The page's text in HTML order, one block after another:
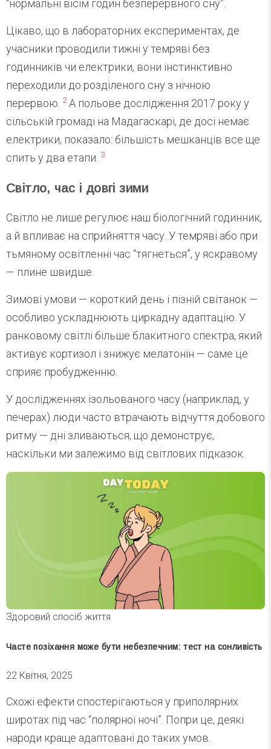
“нормальні вісім годин безперервного сну”.
Цікаво, що в лабораторних експериментах, де
учасники проводили тижні у темряві без
годинників чи електрики, вони інстинктивно
переходили до розділеного сну з нічною
перервою. 2А польове дослідження 2017 року у
сільській громаді на Мадагаскарі, де досі немає
електрики, показало: більшість мешканців все ще
спить у два етапи. 3
Світло, час і довгі зими
Світло не лише регулює наш біологічний годинник,
а й впливає на сприйняття часу. У темряві або при
тьмяному освітленні час “тягнеться”, у яскравому
— плине швидше.
Зимові умови — короткий день і пізній світанок —
особливо ускладнюють циркадну адаптацію. У
ранковому світлі більше блакитного спектра, який
активує кортизол і знижує мелатонін — саме це
сприяє пробудженню.
У дослідженнях ізольованого часу (наприклад, у
печерах) люди часто втрачають відчуття добового
ритму — дні зливаються, що демонструє,
наскільки ми залежимо від світлових підказок.
Здоровий спосіб життя
Часте позіхання може бути небезпечним: тест на сонливість
22 Квітня, 2025
Схожі ефекти спостерігаються у приполярних
широтах під час “полярної ночі”. Попри це, деякі
народи краще адаптовані до таких умов.